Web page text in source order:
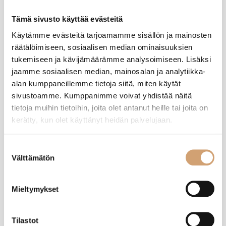
Tämä sivusto käyttää evästeitä
Käytämme evästeitä tarjoamamme sisällön ja mainosten
räätälöimiseen, sosiaalisen median ominaisuuksien
tukemiseen ja kävijämäärämme analysoimiseen. Lisäksi
jaamme sosiaalisen median, mainosalan ja analytiikka-
alan kumppaneillemme tietoja siitä, miten käytät
sivustoamme. Kumppanimme voivat yhdistää näitä
tietoja muihin tietoihin, joita olet antanut heille tai joita on
kerätty, kun olet käyttänyt heidän palvelujaan.
valinta
Välttämätön
Mieltymykset
Tilastot
II
Mutteripannulle tulikin käyttöä induktiolieden kanssa. Namskis!
Oliko tämä arvostelu hyödyllinen? 9 kuukautta sitten